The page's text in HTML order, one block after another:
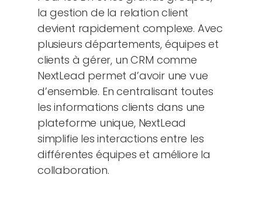
la gestion de la relation client
devient rapidement complexe. Avec
plusieurs départements, équipes et
clients à gérer, un CRM comme
NextLead permet d’avoir une vue
d’ensemble. En centralisant toutes
les informations clients dans une
plateforme unique, NextLead
simplifie les interactions entre les
différentes équipes et améliore la
collaboration.